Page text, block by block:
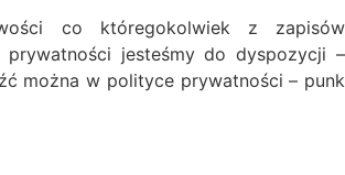
co któregokolwiek z zapisów
prywatności jesteśmy do dyspozycji –
można w polityce prywatności – punk